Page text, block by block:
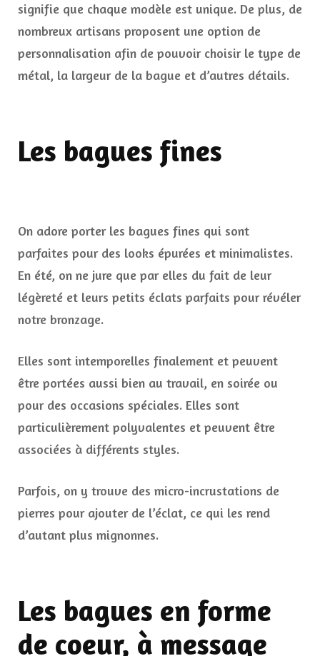
signifie que chaque modèle est unique. De plus, de
nombreux artisans proposent une option de
personnalisation afin de pouvoir choisir le type de
métal, la largeur de la bague et d’autres détails.
Les bagues fines
On adore porter les bagues fines qui sont
parfaites pour des looks épurées et minimalistes.
En été, on ne jure que par elles du fait de leur
légèreté et leurs petits éclats parfaits pour révéler
notre bronzage.
Elles sont intemporelles finalement et peuvent
être portées aussi bien au travail, en soirée ou
pour des occasions spéciales. Elles sont
particulièrement polyvalentes et peuvent être
associées à différents styles.
Parfois, on y trouve des micro-incrustations de
pierres pour ajouter de l’éclat, ce qui les rend
d’autant plus mignonnes.
Les bagues en forme
de coeur, à message